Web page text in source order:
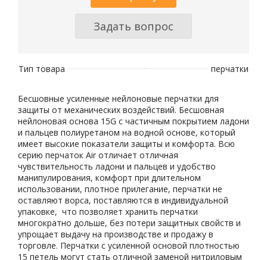
Задать вопрос
Тип товара перчатки
Бесшовные усиленные нейлоновые перчатки для
защиты от механических воздействий. Бесшовная
нейлоновая основа 15G с частичным покрытием ладони
и пальцев полиуретаном на водной основе, который
имеет высокие показатели защиты и комфорта. Всю
серию перчаток Air отличает отличная
чувствительность ладони и пальцев и удобство
манипулирования, комфорт при длительном
использовании, плотное прилегание, перчатки не
оставляют ворса, поставляются в индивидуальной
упаковке, что позволяет хранить перчатки
многократно дольше, без потери защитных свойств и
упрощает выдачу на производстве и продажу в
торговле. Перчатки с усиленной основой плотностью
15 петель могут стать отличной заменой нитриловым